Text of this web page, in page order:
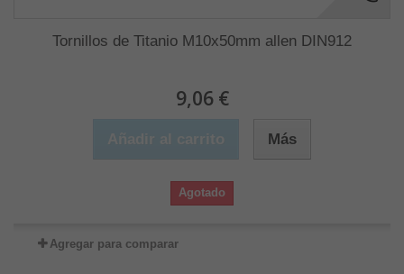
Tornillos de Titanio M10x50mm allen DIN912
9,06 €
Más
Agotado
Agregar para comparar